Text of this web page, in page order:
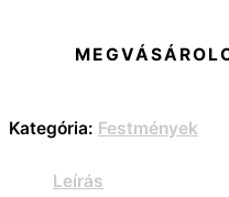
Kategória: Festmények
Leírás